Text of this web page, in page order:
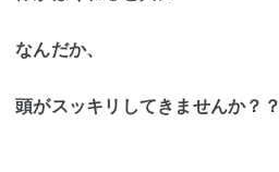
なんだか、
頭がスッキリしてきませんか？？